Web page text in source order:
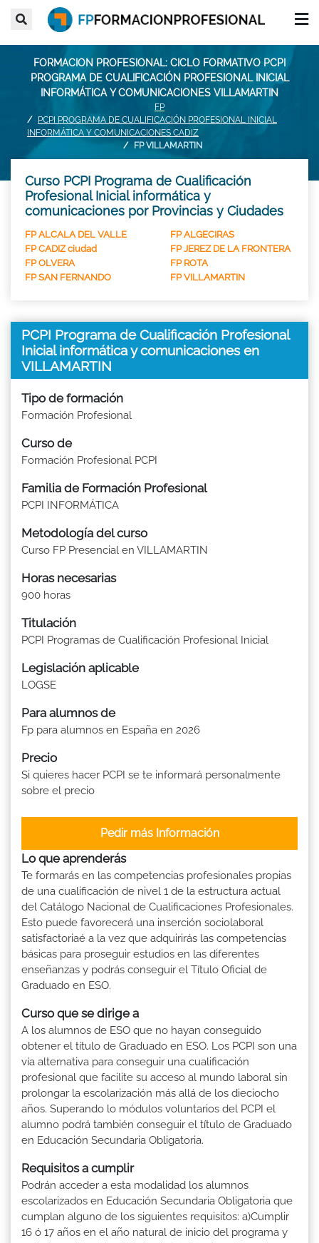
FORMACION PROFESIONAL: CICLO FORMATIVO PCPI
PROGRAMA DE CUALIFICACIÓN PROFESIONAL INICIAL
INFORMÁTICA Y COMUNICACIONES VILLAMARTIN
FP
PCPI PROGRAMA DE CUALIFICACIÓN PROFESIONAL INICIAL
INFORMÁTICA Y COMUNICACIONES CADIZ
FP VILLAMARTIN
Curso PCPI Programa de Cualificación
Profesional Inicial informática y
comunicaciones por Provincias y Ciudades
FP ALCALA DEL VALLE
FP ALGECIRAS
FP CADIZ ciudad
FP JEREZ DE LA FRONTERA
FP OLVERA
FP ROTA
FP SAN FERNANDO
FP VILLAMARTIN
PCPI Programa de Cualificación Profesional
Inicial informática y comunicaciones en
VILLAMARTIN
Tipo de formación
Formación Profesional
Curso de
Formación Profesional PCPI
Familia de Formación Profesional
PCPI INFORMÁTICA
Metodología del curso
Curso FP Presencial en VILLAMARTIN
Horas necesarias
900 horas
Titulación
PCPI Programas de Cualificación Profesional Inicial
Legislación aplicable
LOGSE
Para alumnos de
Fp para alumnos en España en 2026
Precio
Si quieres hacer PCPI se te informará personalmente
sobre el precio
Pedir más Información
Lo que aprenderás
Te formarás en las competencias profesionales propias
de una cualificación de nivel 1 de la estructura actual
del Catálogo Nacional de Cualificaciones Profesionales.
Esto puede favorecerá una inserción sociolaboral
satisfactoriaé a la vez que adquirirás las competencias
básicas para proseguir estudios en las diferentes
enseñanzas y podrás conseguir el Título Oficial de
Graduado en ESO.
Curso que se dirige a
A los alumnos de ESO que no hayan conseguido
obtener el título de Graduado en ESO. Los PCPI son una
vía alternativa para conseguir una cualificación
profesional que facilite su acceso al mundo laboral sin
prolongar la escolarización más allá de los dieciocho
años. Superando lo módulos voluntarios del PCPI el
alumno podrá también conseguir el título de Graduado
en Educación Secundaria Obligatoria.
Requisitos a cumplir
Podrán acceder a esta modalidad los alumnos
escolarizados en Educación Secundaria Obligatoria que
cumplan alguno de los siguientes requisitos: a)Cumplir
16 ó 17 años en el año natural de inicio del programa y